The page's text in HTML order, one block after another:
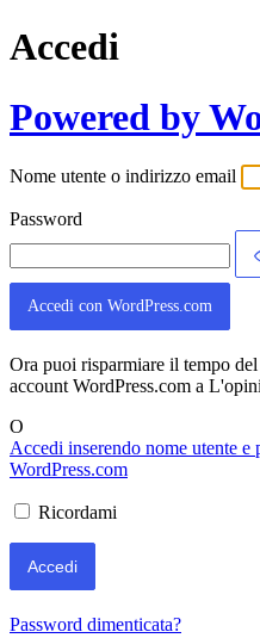
Accedi
Powered by
Nome utente o indirizzo email
Password
Accedi con WordPress.com
Ora puoi risparmiare il tempo
account WordPress.com a
O
Accedi inserendo nome utente e
WordPress.com
Ricordami
Password dimenticata?